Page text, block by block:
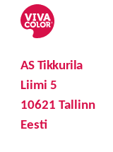
AS Tikkurila
Liimi 5
10621 Tallinn
Eesti